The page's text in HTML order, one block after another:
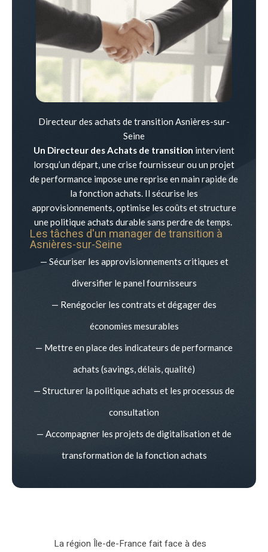
Directeur des achats de transition Asnières-sur-
Seine
Un Directeur des Achats de transition intervient
lorsqu’un départ, une crise fournisseur ou un projet
de performance impose une reprise en main rapide de
la fonction achats. Il sécurise les
approvisionnements, optimise les coûts et structure
une politique achats durable sans perdre de temps.
Les tâches d'un manager de transition à
Asnières-sur-Seine
— Sécuriser les approvisionnements critiques et
diversifier le panel fournisseurs
— Renégocier les contrats et dégager des
économies mesurables
— Mettre en place des indicateurs de performance
achats (savings, délais, qualité)
— Structurer la politique achats et les processus de
consultation
— Accompagner les projets de digitalisation et de
transformation de la fonction achats
La région Île-de-France fait face à des